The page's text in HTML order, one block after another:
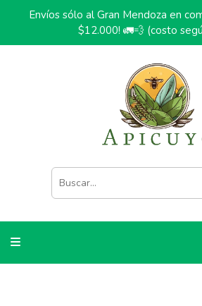
Envíos sólo al Gran Mendoza en
$12.000! 🚛💨 (costo